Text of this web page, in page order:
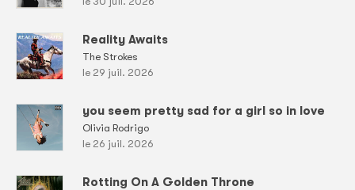
Reality Awaits
The Strokes
le 29 juil. 2026
you seem pretty sad for a girl so in love
Olivia Rodrigo
le 26 juil. 2026
Rotting On A Golden Throne